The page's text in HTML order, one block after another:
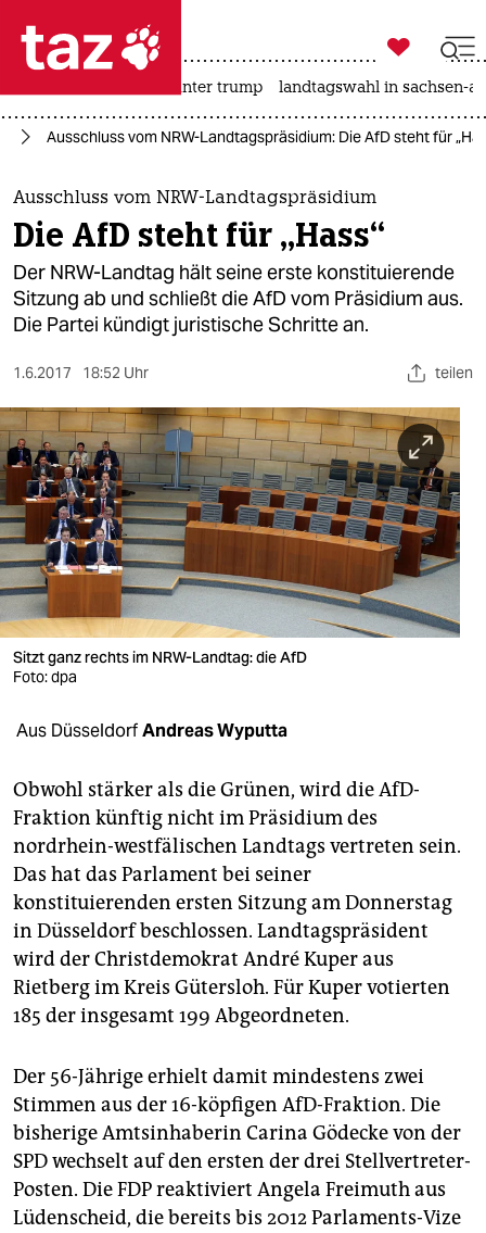
 taz zahl ich
taz zahl ich
themen
politik
öko
sport
berlin
nord
wahrheit
verlag
verlag
veranstaltungen
fragen & hilfe
unterstützen
abo
genossenschaft
epaper login

taz zahl ich
usa unter trump landtagswahl in sachsen-
Ausschluss vom NRW-Landtagspräsidium: Die AfD steht für
Ausschluss vom NRW-Landtagspräsidium
Die AfD steht für „Hass“
Der NRW-Landtag hält seine erste konstituierende
Sitzung ab und schließt die AfD vom Präsidium aus.
Die Partei kündigt juristische Schritte an.
1.6.2017 18:52 Uhr teilen
Sitzt ganz rechts im NRW-Landtag: die AfD
Foto: dpa
Aus DüsseldorfAndreas Wyputta
Obwohl stärker als die Grünen, wird die AfD-
Fraktion künftig nicht im Präsidium des
nordrhein-westfälischen Landtags vertreten sein.
Das hat das Parlament bei seiner
konstituierenden ersten Sitzung am Donnerstag
in Düsseldorf beschlossen. Landtagspräsident
wird der Christdemokrat André Kuper aus
Rietberg im Kreis Gütersloh. Für Kuper votierten
185 der insgesamt 199 Abgeordneten.
Der 56-Jährige erhielt damit mindestens zwei
Stimmen aus der 16-köpfigen AfD-Fraktion. Die
bisherige Amtsinhaberin Carina Gödecke von der
SPD wechselt auf den ersten der drei Stellvertreter-
Posten. Die FDP reaktiviert Angela Freimuth aus
Lüdenscheid, die bereits bis 2012 Parlaments-Vize